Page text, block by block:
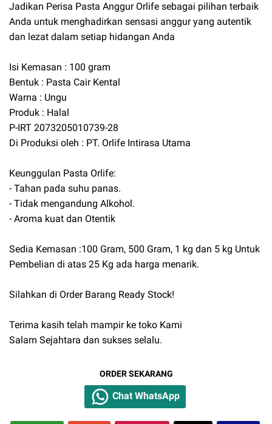
Jadikan Perisa Pasta Anggur Orlife sebagai pilihan terbaik
Anda untuk menghadirkan sensasi anggur yang autentik
dan lezat dalam setiap hidangan Anda
Isi Kemasan : 100 gram
Bentuk : Pasta Cair Kental
Warna : Ungu
Produk : Halal
P-IRT 2073205010739-28
Di Produksi oleh : PT. Orlife Intirasa Utama
Keunggulan Pasta Orlife:
- Tahan pada suhu panas.
- Tidak mengandung Alkohol.
- Aroma kuat dan Otentik
Sedia Kemasan :100 Gram, 500 Gram, 1 kg dan 5 kg Untuk
Pembelian di atas 25 Kg ada harga menarik.
Silahkan di Order Barang Ready Stock!
Terima kasih telah mampir ke toko Kami
Salam Sejahtara dan sukses selalu.
ORDER SEKARANG
Chat WhatsApp